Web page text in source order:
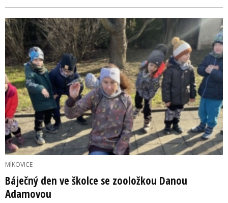
MÍKOVICE
Báječný den ve školce se zooložkou Danou
Adamovou